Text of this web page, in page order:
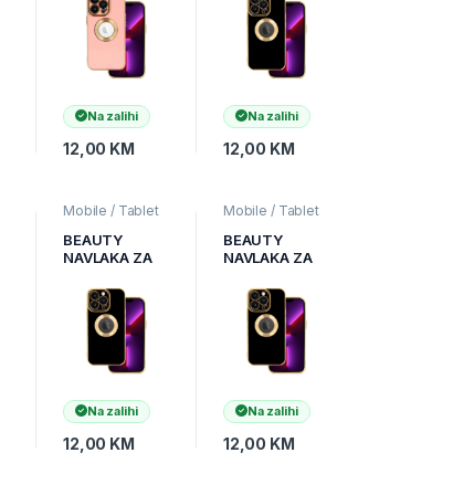
Na zalihi
12,00 KM
Na zalihi
12,00 KM
Mobile / Tablet
Uređaji,Zaštitne
maske i coveri
BEAUTY
NAVLAKA ZA
CRNA
Na zalihi
12,00 KM
Mobile / Tablet
Uređaji,Zaštitne
maske i coveri
BEAUTY
NAVLAKA ZA
PRO CRNA
Na zalihi
12,00 KM